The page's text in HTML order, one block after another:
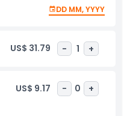
la colorida Cigüeña de Pico
el Aviario de Vuelo Libre,
Es una experiencia
de la naturaleza.
DD MM, YYYY
US$ 31.79 - 1 +
US$ 9.17 - 0 +